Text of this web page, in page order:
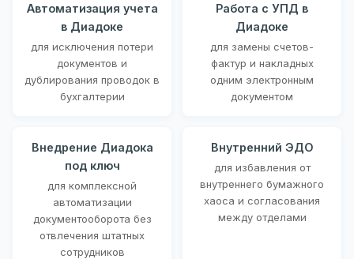
Автоматизация учета
в Диадоке
для исключения потери
документов и
дублирования проводок в
бухгалтерии
Работа с УПД в
Диадоке
для замены счетов-
фактур и накладных
одним электронным
документом
Внедрение Диадока
под ключ
для комплексной
автоматизации
документооборота без
отвлечения штатных
сотрудников
Внутренний ЭДО
для избавления от
внутреннего бумажного
хаоса и согласования
между отделами